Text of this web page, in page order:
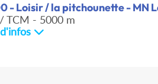
- Loisir / la pitchounette - MN
TCM - 5000 m